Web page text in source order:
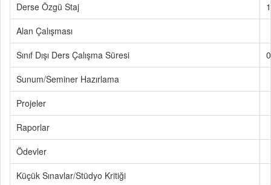
Derse Özgü Staj
1
Alan Çalışması
Sınıf Dışı Ders Çalışma Süresi
0
Sunum/Seminer Hazırlama
Projeler
Raporlar
Ödevler
Küçük Sınavlar/Stüdyo Kritiği